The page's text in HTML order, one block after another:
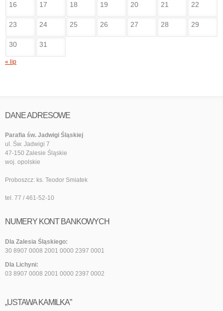
16 17 18 19 20 21 22
23 24 25 26 27 28 29
30 31
« lip
DANE ADRESOWE
Parafia św. Jadwigi Śląskiej
ul. Św. Jadwigi 7
47-150 Zalesie Śląskie
woj. opolskie
Proboszcz: ks. Teodor Smiatek
tel. 77 / 461-52-10
NUMERY KONT BANKOWYCH
Dla Zalesia Śląskiego:
30 8907 0008 2001 0000 2397 0001
Dla Lichyni:
03 8907 0008 2001 0000 2397 0002
„USTAWA KAMILKA”